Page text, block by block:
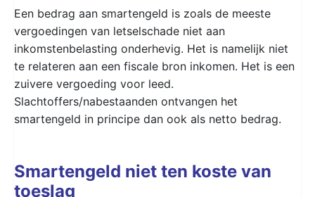
Een bedrag aan smartengeld is zoals de meeste
vergoedingen van letselschade niet aan
inkomstenbelasting onderhevig. Het is namelijk niet
te relateren aan een fiscale bron inkomen. Het is een
zuivere vergoeding voor leed.
Slachtoffers/nabestaanden ontvangen het
smartengeld in principe dan ook als netto bedrag.
Smartengeld niet ten koste van
toeslag